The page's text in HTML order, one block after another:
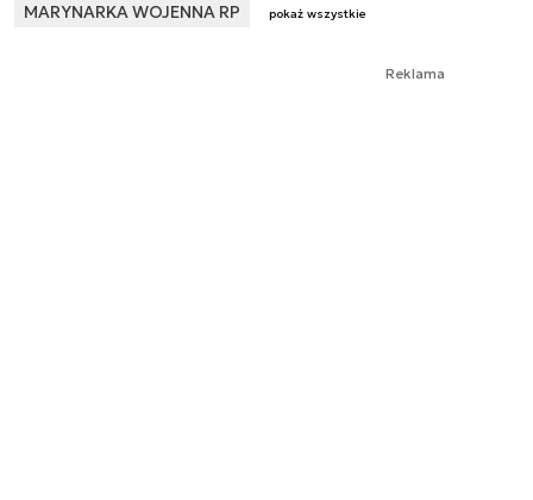
MARYNARKA WOJENNA RP
pokaż wszystkie
Reklama